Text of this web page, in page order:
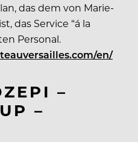
das dem von Marie-
das Service “á la
Personal.
en/
–
–